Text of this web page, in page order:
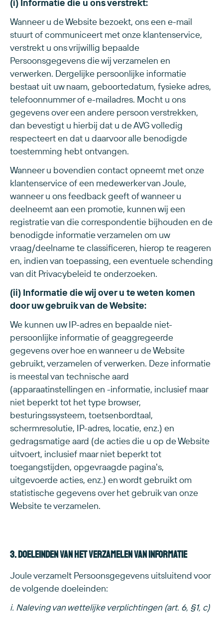
(i) Informatie die u ons verstrekt:
Wanneer u de Website bezoekt, ons een e-mail
stuurt of communiceert met onze klantenservice,
verstrekt u ons vrijwillig bepaalde
Persoonsgegevens die wij verzamelen en
verwerken. Dergelijke persoonlijke informatie
bestaat uit uw naam, geboortedatum, fysieke adres,
telefoonnummer of e-mailadres. Mocht u ons
gegevens over een andere persoon verstrekken,
dan bevestigt u hierbij dat u de AVG volledig
respecteert en dat u daarvoor alle benodigde
toestemming hebt ontvangen.
Wanneer u bovendien contact opneemt met onze
klantenservice of een medewerker van Joule,
wanneer u ons feedback geeft of wanneer u
deelneemt aan een promotie, kunnen wij een
registratie van die correspondentie bijhouden en de
benodigde informatie verzamelen om uw
vraag/deelname te classificeren, hierop te reageren
en, indien van toepassing, een eventuele schending
van dit Privacybeleid te onderzoeken.
(ii) Informatie die wij over u te weten komen
door uw gebruik van de Website:
We kunnen uw IP-adres en bepaalde niet-
persoonlijke informatie of geaggregeerde
gegevens over hoe en wanneer u de Website
gebruikt, verzamelen of verwerken. Deze informatie
is meestal van technische aard
(apparaatinstellingen en -informatie, inclusief maar
niet beperkt tot het type browser,
besturingssysteem, toetsenbordtaal,
schermresolutie, IP-adres, locatie, enz.) en
gedragsmatige aard (de acties die u op de Website
uitvoert, inclusief maar niet beperkt tot
toegangstijden, opgevraagde pagina's,
uitgevoerde acties, enz.) en wordt gebruikt om
statistische gegevens over het gebruik van onze
Website te verzamelen.
3. Doeleinden van het verzamelen van informatie
Joule verzamelt Persoonsgegevens uitsluitend voor
de volgende doeleinden:
i. Naleving van wettelijke verplichtingen (art. 6, §1, c)